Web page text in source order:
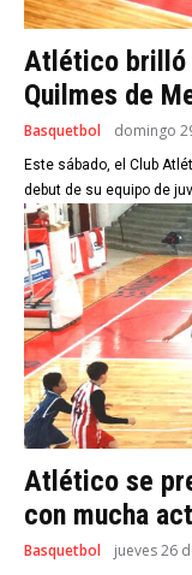
Atlético brilló
Quilmes de
Basquetbol domingo
Este sábado, el Club
debut de su equipo de
Atlético se
con mucha
Basquetbol jueves 26